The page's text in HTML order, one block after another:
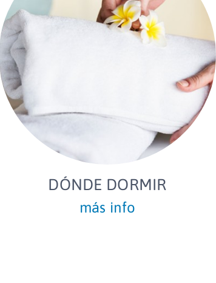
DÓNDE DORMIR
más info